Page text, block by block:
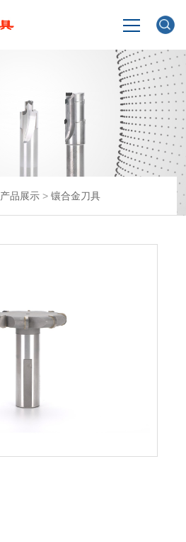
企业介绍
生产场景
新闻中心
产品展示>镶合金刀具